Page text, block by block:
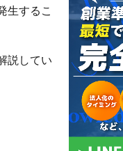
生するこ
説してい